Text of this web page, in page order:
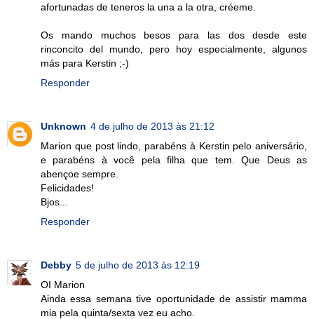
afortunadas de teneros la una a la otra, créeme.
Os mando muchos besos para las dos desde este
rinconcito del mundo, pero hoy especialmente, algunos
más para Kerstin ;-)
Responder
Unknown 4 de julho de 2013 às 21:12
Marion que post lindo, parabéns à Kerstin pelo aniversário,
e parabéns à você pela filha que tem. Que Deus as
abençoe sempre.
Felicidades!
Bjos...
Responder
Debby 5 de julho de 2013 às 12:19
OI Marion
Ainda essa semana tive oportunidade de assistir mamma
mia pela quinta/sexta vez eu acho.